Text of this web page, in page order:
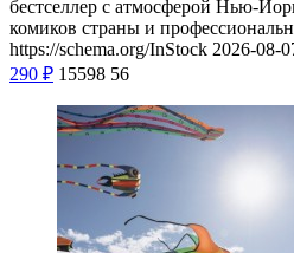
бестселлер с атмосферой Нью-
комиков страны и
https://schema.org/InStock 2026-08-
290 ₽ 15598 56